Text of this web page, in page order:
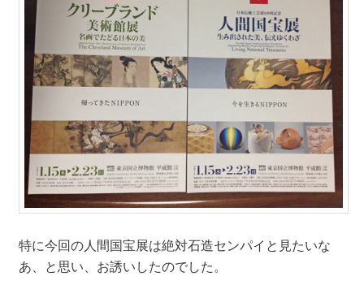
特に今回の人間国宝展は絶対石造センパイと見たいな
あ、と思い、お誘いしたのでした。